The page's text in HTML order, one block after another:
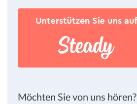
Möchten Sie von uns hören?